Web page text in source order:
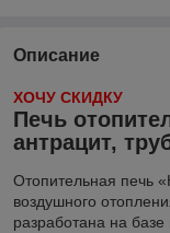
Описание
ХОЧУ СКИДКУ
Печь
антрацит,
Отопительная печь
воздушного
разработана на